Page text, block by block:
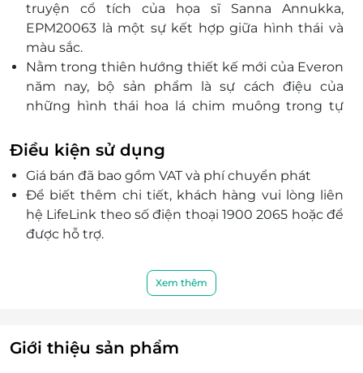
truyện cổ tích của họa sĩ Sanna Annukka,
EPM20063 là một sự kết hợp giữa hình thái và
màu sắc.
Nằm trong thiên hướng thiết kế mới của Everon
năm nay, bộ sản phẩm là sự cách điệu của
những hình thái hoa lá chim muông trong tự
nhá màu nóng trên nền màu lạnh. Bộ sản phẩm
muốn truyền tải thời người dùng hơi thở trẻ
trung mới mẻ, khác lạ hoàn toàn.
Điều kiện sử dụng
Giá bán đã bao gồm VAT và phí chuyển phát
Để biết thêm chi tiết, khách hàng vui lòng liên
hệ LifeLink theo số điện thoại 1900 2065 hoặc để
được hỗ trợ.
Xem thêm
Giới thiệu sản phẩm